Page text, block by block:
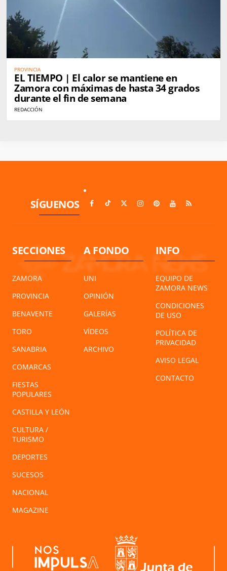
PROVINCIA
EL TIEMPO | El calor se mantiene en
Zamora con máximas de hasta 34 grados
durante el fin de semana
REDACCIÓN
SÍGUENOS
SECCIONES
ZAMORA
PROVINCIA
BENAVENTE
TORO
SANABRIA
COMARCAS
FIESTAS
POPULARES
CASTILLA Y LEÓN
CULTURA /
TURISMO
DEPORTES
SUCESOS
NACIONAL
MAGAZINE
A FONDO
UNI
OPINIÓN
GALERÍAS
VÍDEOS
ARCHIVO
INFO
EQUIPO DE
ZAMORA NEWS
CONDICIONES
DE USO
POLÍTICA DE
PRIVACIDAD
AVISO LEGAL
CONTACTO